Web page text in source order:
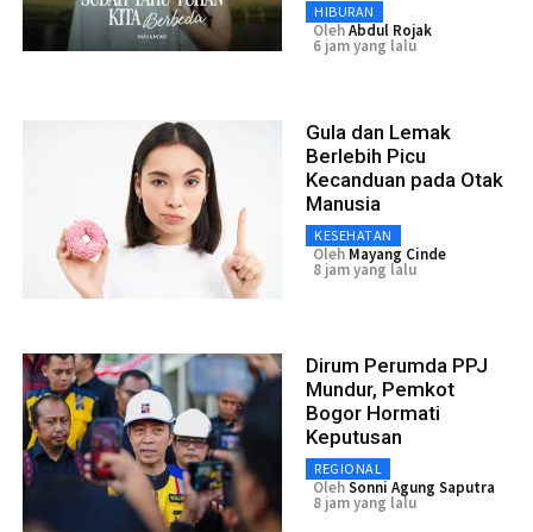
HIBURAN
OlehAbdul Rojak
6 jam yang lalu
Gula dan Lemak
Berlebih Picu
Kecanduan pada Otak
Manusia
KESEHATAN
Oleh Mayang Cinde
8 jam yang lalu
Dirum Perumda PPJ
Mundur, Pemkot
Bogor Hormati
Keputusan
REGIONAL
OlehSonni Agung Saputra
8 jam yang lalu